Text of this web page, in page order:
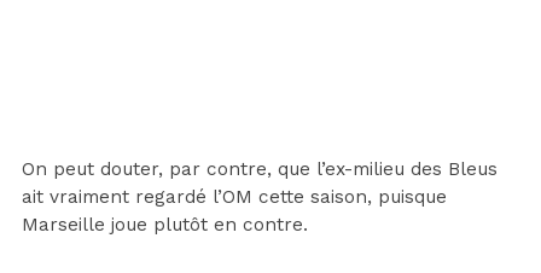
On peut douter, par contre, que l’ex-milieu des Bleus
ait vraiment regardé l’OM cette saison, puisque
Marseille joue plutôt en contre.